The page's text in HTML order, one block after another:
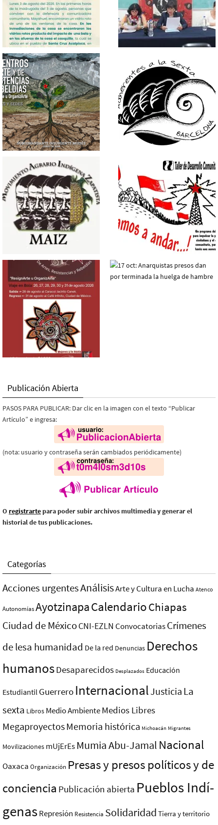
Publicación Abierta
PASOS PARA PUBLICAR: Dar clic en la imagen con el texto “Publicar
Artículo” e ingresa:
(nota: usuario y contraseña serán cambiados periódicamente)
O registrarte para poder subir archivos multimedia y generar el
historial de tus publicaciones.
Categorías
Acciones urgentesAnálisisArte y Cultura en Lucha Atenco
AutonomíasAyotzinapaCalendarioChiapas
Ciudad de MéxicoCNI-EZLN ConvocatoriasCrímenes
de lesa humanidad De la red Denuncias Derechos
humanosDesaparecidos Desplazados Educación
Estudiantil Guerrero InternacionalJusticia La
sexta Libros Medio AmbienteMedios Libres
MegaproyectosMemoria histórica Michoacán Migrantes
Movilizaciones mUjErEs Mumia Abu-Jamal Nacional
Oaxaca Organización Presas y presos polí­ticos y de
conciencia Publicación abierta Pueblos Indí­
genasRepresión Resistencia Solidaridad Tierra y territorio